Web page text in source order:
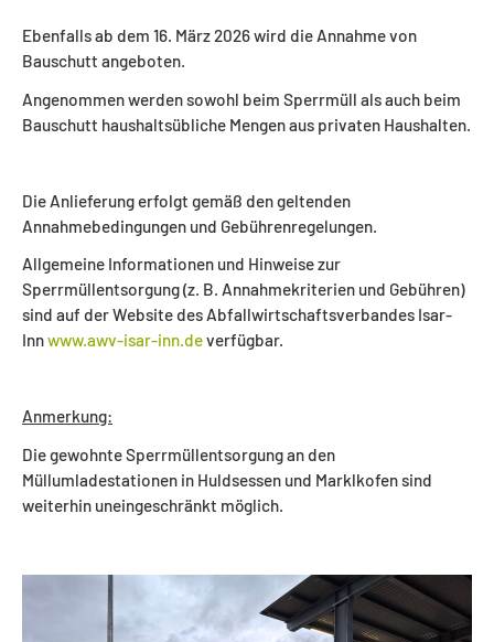
Ebenfalls ab dem 16. März 2026 wird die Annahme von
Bauschutt angeboten.
Angenommen werden sowohl beim Sperrmüll als auch beim
Bauschutt haushaltsübliche Mengen aus privaten Haushalten.
Die Anlieferung erfolgt gemäß den geltenden
Annahmebedingungen und Gebührenregelungen.
Allgemeine Informationen und Hinweise zur
Sperrmüllentsorgung (z. B. Annahmekriterien und Gebühren)
sind auf der Website des Abfallwirtschaftsverbandes Isar-
Innwww.awv-isar-inn.deverfügbar.
Anmerkung:
Die gewohnte Sperrmüllentsorgung an den
Müllumladestationen in Huldsessen und Marklkofen sind
weiterhin uneingeschränkt möglich.